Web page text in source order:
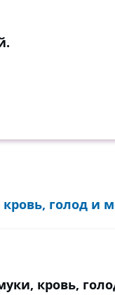
голод и
кровь,